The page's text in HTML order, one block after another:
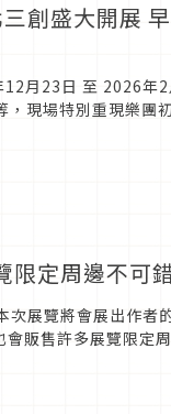
創盛大開展
月23日 至 2026年2
現場特別重現樂團
限定周邊不可
次展覽將會展出作者
販售許多展覽限定